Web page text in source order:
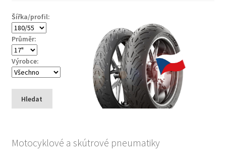
Šířka/profil:
Průměr:
Výrobce:
Hledat
Motocyklové a skútrové pneumatiky